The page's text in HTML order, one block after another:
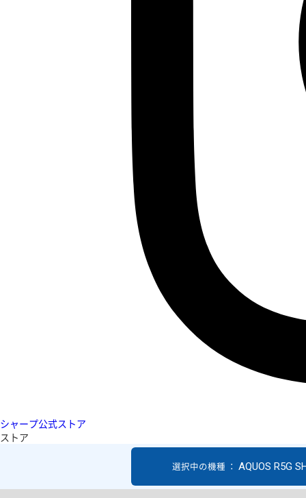
シャープ公式ストア
ストア
選択中の機種 ： AQUOS R5G